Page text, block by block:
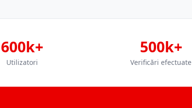
600k+
Utilizatori
500k+
Verificări efectuate